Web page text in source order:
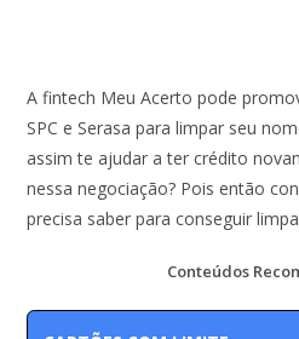
A fintech Meu Acerto pode
SPC e Serasa para limpar seu
assim te ajudar a ter crédito
nessa negociação? Pois então
precisa saber para conseguir
Conteúdos